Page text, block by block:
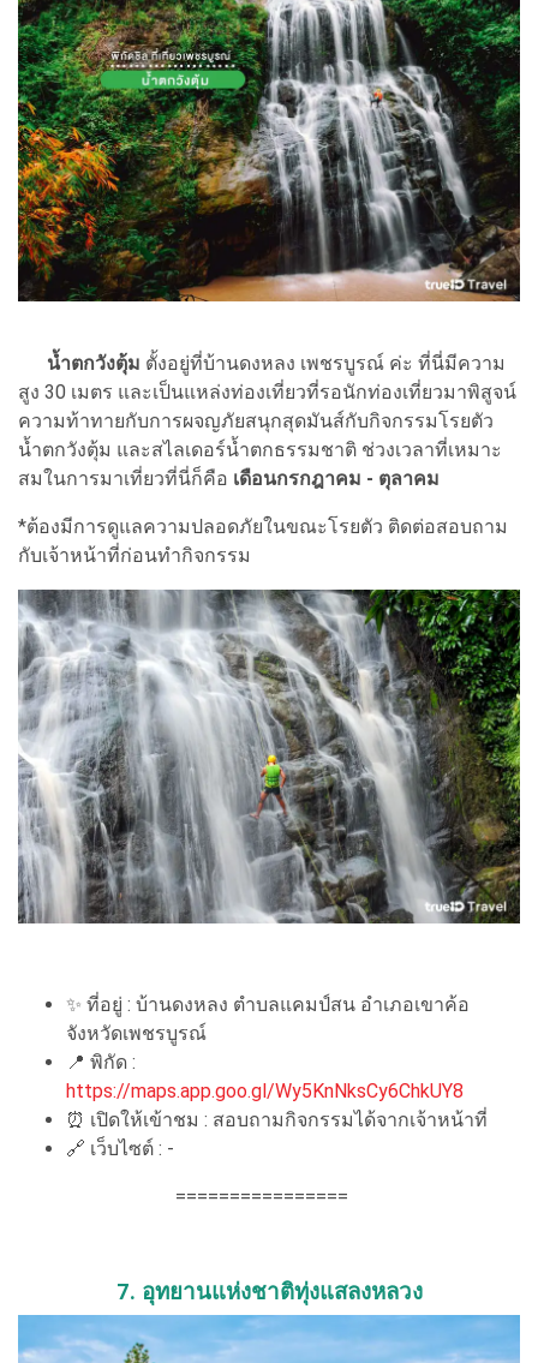
น้ำตกวังตุ้ม ตั้งอยู่ที่บ้านดงหลง เพชรบูรณ์ ค่ะ ที่นี่มีความ
สูง 30 เมตร และเป็นแหล่งท่องเที่ยวที่รอนักท่องเที่ยวมาพิสูจน์
ความท้าทายกับการผจญภัยสนุกสุดมันส์กับกิจกรรมโรยตัว
น้ำตกวังตุ้ม และสไลเดอร์น้ำตกธรรมชาติ ช่วงเวลาที่เหมาะ
สมในการมาเที่ยวที่นี่ก็คือ เดือนกรกฎาคม - ตุลาคม
*ต้องมีการดูแลความปลอดภัยในขณะโรยตัว ติดต่อสอบถาม
กับเจ้าหน้าที่ก่อนทำกิจกรรม
✨ ที่อยู่ : บ้านดงหลง ตำบลแคมป์สน อำเภอเขาค้อ
จังหวัดเพชรบูรณ์
📍 พิกัด :
https://maps.app.goo.gl/Wy5KnNksCy6ChkUY8
⏰ เปิดให้เข้าชม : สอบถามกิจกรรมได้จากเจ้าหน้าที่
🔗 เว็บไซต์ : -
================
7. อุทยานแห่งชาติทุ่งแสลงหลวง